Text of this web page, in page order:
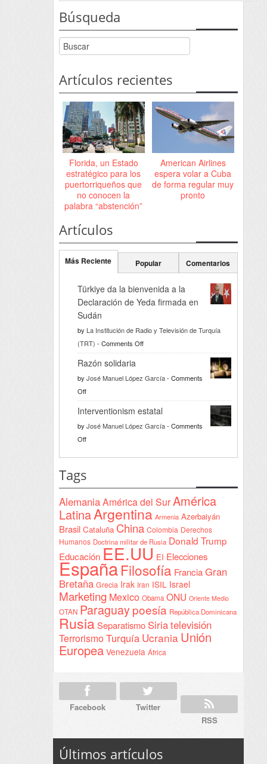
Búsqueda
Artículos recientes
Florida, un Estado
estratégico para los
puertorriqueños que
no conocen la
palabra “abstención”
American Airlines
espera volar a Cuba
de forma regular muy
pronto
Artículos
Más Reciente Popular Comentarios
Türkiye da la bienvenida a la
Declaración de Yeda firmada en
Sudán
by La Institución de Radio y Televisión de Turquía
(TRT) - Comments Offon
Türkiye
la
a
Yeda
en
Sudán
Razón solidaria
by José Manuel López García- Comments
Offon
Razón
solidaria
Interventionism estatal
by José Manuel López García- Comments
Offon
Tags
AlemaniaAmérica del SurAmérica
LatinaArgentina Armenia Azerbaiyán
Brasil Cataluña China Colombia Derechos
Humanos Doctrina militar de Rusia Donald Trump
EducaciónEE.UU EI Elecciones
España Filosofía Francia Gran
Bretaña Grecia Irak Iran ISIL Israel
Marketing Mexico Obama ONU Oriente Medio
OTAN Paraguay poesía República Dominicana
Rusia Separatismo Siriatelevisión
Terrorismo Turquía Ucrania Unión
Europea Venezuela África
Facebook
Twitter
RSS
Últimos artículos